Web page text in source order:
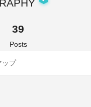
39
Posts
ップ